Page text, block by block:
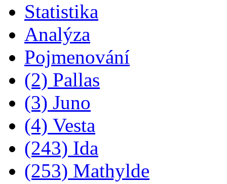
Statistika
Analýza
Pojmenování
(2) Pallas
(3) Juno
(4) Vesta
(243) Ida
(253) Mathylde